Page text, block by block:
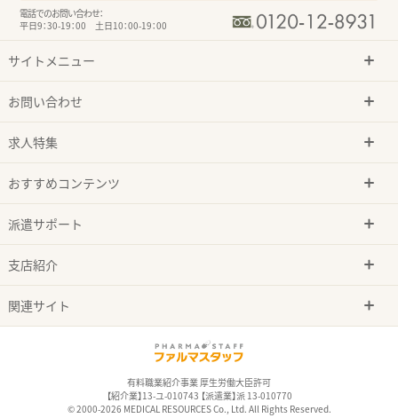
電話でのお問い合わせ：
平日9：30-19：00 土日10：00-19：00
サイトメニュー
お問い合わせ
求人特集
おすすめコンテンツ
派遣サポート
支店紹介
関連サイト
有料職業紹介事業 厚生労働大臣許可
【紹介業】13-ユ-010743 【派遣業】派 13-010770
© 2000-2026 MEDICAL RESOURCES Co., Ltd. All Rights Reserved.